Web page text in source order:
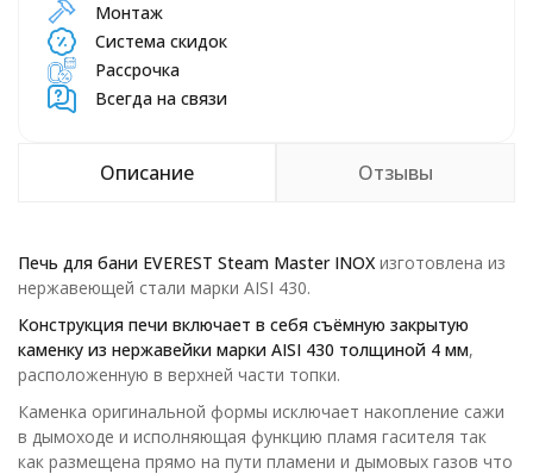
Монтаж
Система скидок
Рассрочка
Всегда на связи
Описание Отзывы
Печь для бани EVEREST Steam Master INOXизготовлена из
нержавеющей стали марки AISI 430.
Конструкция печи включает в себя съёмную закрытую
каменку из нержавейки марки AISI 430 толщиной 4 мм,
расположенную в верхней части топки.
Каменка оригинальной формы исключает накопление сажи
в дымоходе и исполняющая функцию пламя гасителя так
как размещена прямо на пути пламени и дымовых газов что